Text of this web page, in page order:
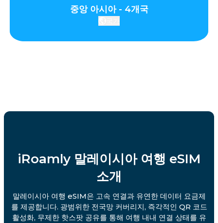
중앙 아시아 - 4개국
iRoamly 말레이시아 여행 eSIM
소개
말레이시아 여행 eSIM은 고속 연결과 유연한 데이터 요금제
를 제공합니다. 광범위한 전국망 커버리지, 즉각적인 QR 코드
활성화, 무제한 핫스팟 공유를 통해 여행 내내 연결 상태를 유